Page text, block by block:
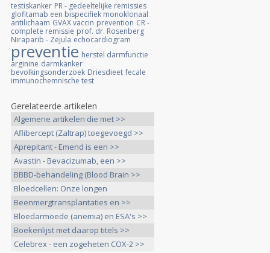
testiskanker PR - gedeeltelijke remissies
glofitamab een bispecifiek monoklonaal
antilichaam GVAX vaccin prevention CR -
complete remissie prof. dr. Rosenberg
Niraparib - Zejula echocardiogram
preventie herstel darmfunctie
arginine darmkanker
bevolkingsonderzoek Driesdieet fecale
immunochemnische test
Gerelateerde artikelen
Algemene artikelen die met >>
Aflibercept (Zaltrap) toegevoegd >>
Aprepitant - Emend is een >>
Avastin - Bevacizumab, een >>
BBBD-behandeling (Blood Brain >>
Bloedcellen: Onze longen
ondersteunen >>
Beenmergtransplantaties en >>
Bloedarmoede (anemia) en ESA's >>
Boekenlijst met daarop titels >>
Celebrex - een zogeheten COX-2 >>